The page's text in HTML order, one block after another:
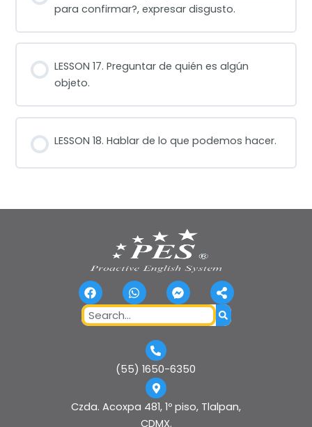
para confirmar?, expresar disgusto.
LESSON 17. Preguntar de quién es algún
objeto.
LESSON 18. Hablar de lo que podemos hacer.
F
a
c
e
W
h
a
t
p
F
a
c
e
k
e
s
S
h
a
r
Search
(55) 1650-6350
Czda. Acoxpa 481, 1º piso, Tlalpan,
CDMX.